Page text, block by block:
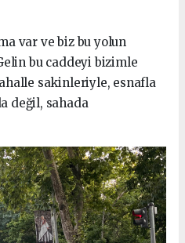
var ve biz bu yolun
bu caddeyi bizimle
sakinleriyle, esnafla
değil, sahada